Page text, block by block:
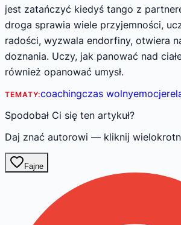
jest zatańczyć kiedyś tango z
droga sprawia wiele przyjemności,
radości, wyzwala endorfiny, otwiera
doznania. Uczy, jak panować nad
również opanować umysł.
TEMATY:coachingczas wolnyemocje
Spodobał Ci się ten artykuł?
Daj znać autorowi — kliknij
Fajne